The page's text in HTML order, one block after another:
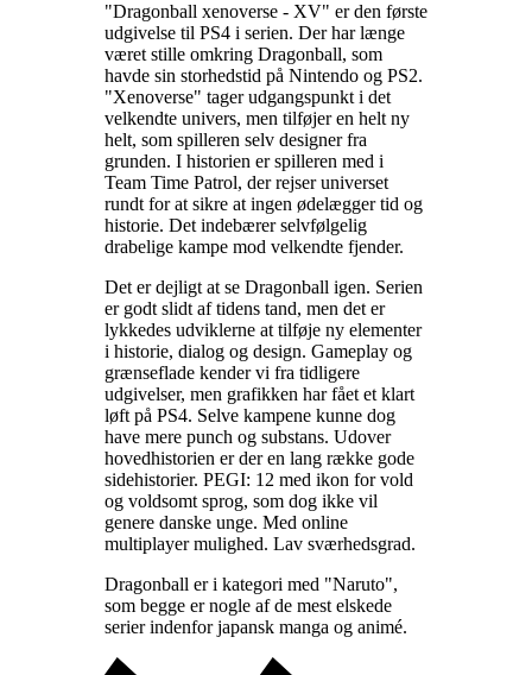
"Dragonball xenoverse - XV" er den første
udgivelse til PS4 i serien. Der har længe
været stille omkring Dragonball, som
havde sin storhedstid på Nintendo og PS2.
"Xenoverse" tager udgangspunkt i det
velkendte univers, men tilføjer en helt ny
helt, som spilleren selv designer fra
grunden. I historien er spilleren med i
Team Time Patrol, der rejser universet
rundt for at sikre at ingen ødelægger tid og
historie. Det indebærer selvfølgelig
drabelige kampe mod velkendte fjender.
Det er dejligt at se Dragonball igen. Serien
er godt slidt af tidens tand, men det er
lykkedes udviklerne at tilføje ny elementer
i historie, dialog og design. Gameplay og
grænseflade kender vi fra tidligere
udgivelser, men grafikken har fået et klart
løft på PS4. Selve kampene kunne dog
have mere punch og substans. Udover
hovedhistorien er der en lang række gode
sidehistorier. PEGI: 12 med ikon for vold
og voldsomt sprog, som dog ikke vil
genere danske unge. Med online
multiplayer mulighed. Lav sværhedsgrad.
Dragonball er i kategori med "Naruto",
som begge er nogle af de mest elskede
serier indenfor japansk manga og animé.